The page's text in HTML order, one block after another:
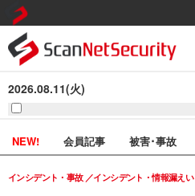
2026.08.11(火)
NEW! 会員記事 被害･事故
インシデント・事故 インシデント・情報漏えい